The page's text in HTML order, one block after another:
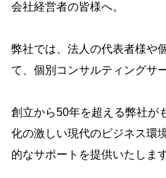
会社経営者の皆様へ。
弊社では、法人の代表者様や
て、個別コンサルティングサ
創立から50年を超える弊社が
化の激しい現代のビジネス環
的なサポートを提供いたします